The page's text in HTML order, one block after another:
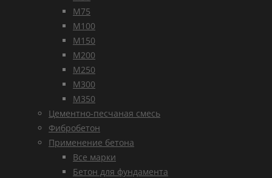
М75
М100
М150
М200
М250
М300
М350
Цементно-песчаная смесь
Фибробетон
Применение бетона
Все марки
Бетон для фундамента